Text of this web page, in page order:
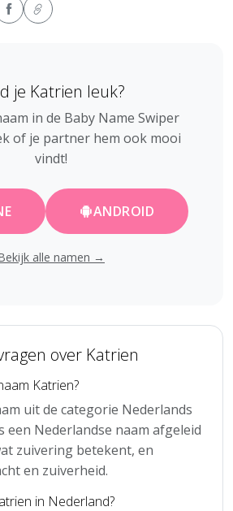
je Katrien leuk?
in de Baby Name Swiper
of je partner hem ook mooi
vindt!
ANDROID
alle namen →
over Katrien
Katrien?
uit de categorie Nederlands
een Nederlandse naam afgeleid
zuivering betekent, en
en zuiverheid.
in Nederland?